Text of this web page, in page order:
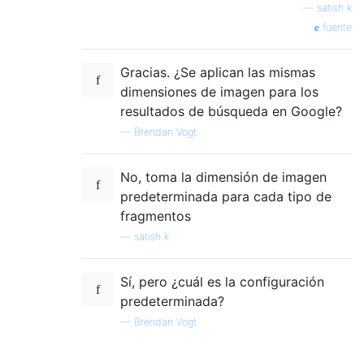
satish k
fuente
Gracias. ¿Se aplican las mismas
dimensiones de imagen para los
resultados de búsqueda en Google?
— Brendan Vogt
No, toma la dimensión de imagen
predeterminada para cada tipo de
fragmentos
satish k
Sí, pero ¿cuál es la configuración
predeterminada?
— Brendan Vogt